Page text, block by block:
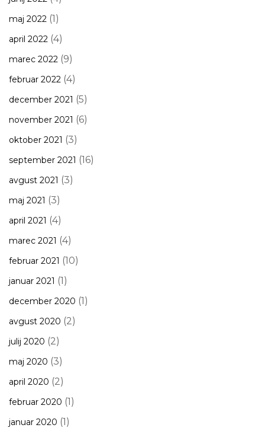
maj 2022 (1)
april 2022 (4)
marec 2022 (9)
februar 2022 (4)
december 2021 (5)
november 2021 (6)
oktober 2021 (3)
september 2021 (16)
avgust 2021 (3)
maj 2021 (3)
april 2021 (4)
marec 2021 (4)
februar 2021 (10)
januar 2021 (1)
december 2020 (1)
avgust 2020 (2)
julij 2020 (2)
maj 2020 (3)
april 2020 (2)
februar 2020 (1)
januar 2020 (1)